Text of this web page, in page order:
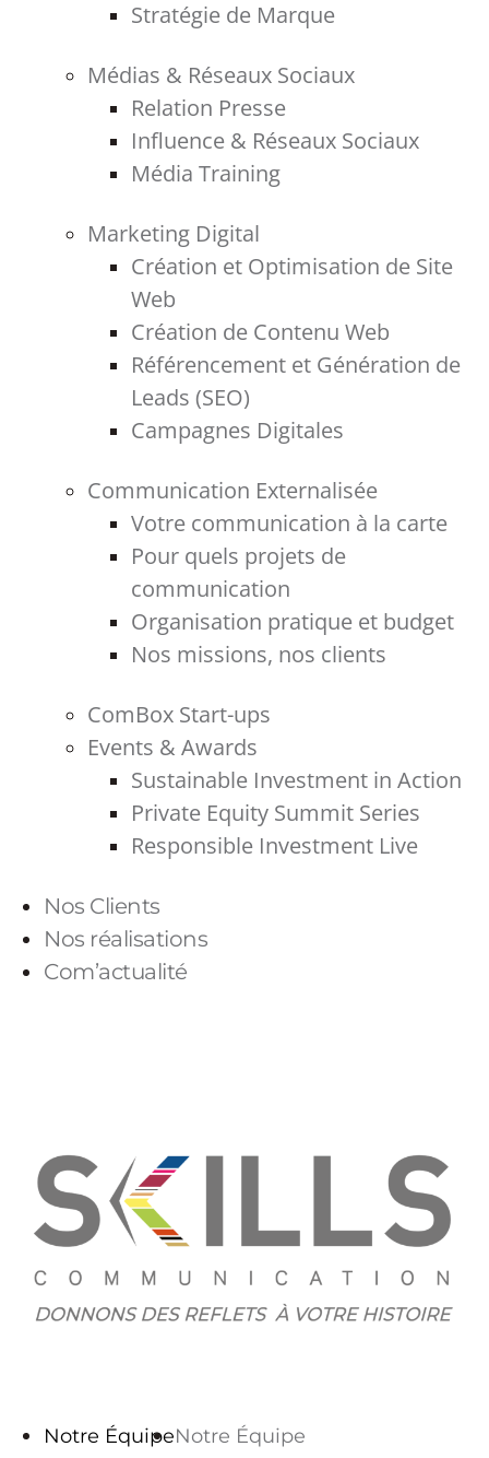
Stratégie de Marque
Médias & Réseaux Sociaux
Relation Presse
Influence & Réseaux Sociaux
Média Training
Marketing Digital
Création et Optimisation de Site
Web
Création de Contenu Web
Référencement et Génération de
Leads (SEO)
Campagnes Digitales
Communication Externalisée
Votre communication à la carte
Pour quels projets de
communication
Organisation pratique et budget
Nos missions, nos clients
ComBox Start-ups
Events & Awards
Sustainable Investment in Action
Private Equity Summit Series
Responsible Investment Live
Nos Clients
Nos réalisations
Com’actualité
Notre ÉquipeNotre Équipe